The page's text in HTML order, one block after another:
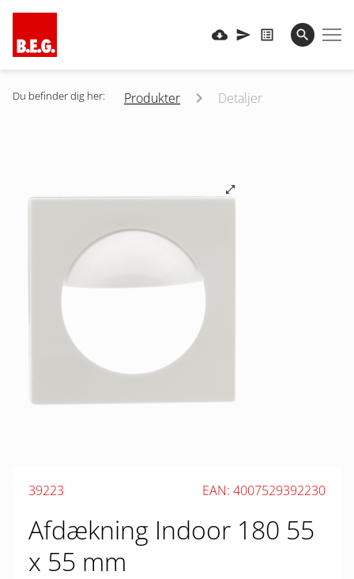
Du befinder dig her: Produkter Detaljer
39223 EAN: 4007529392230
Afdækning Indoor 180 55
x 55 mm